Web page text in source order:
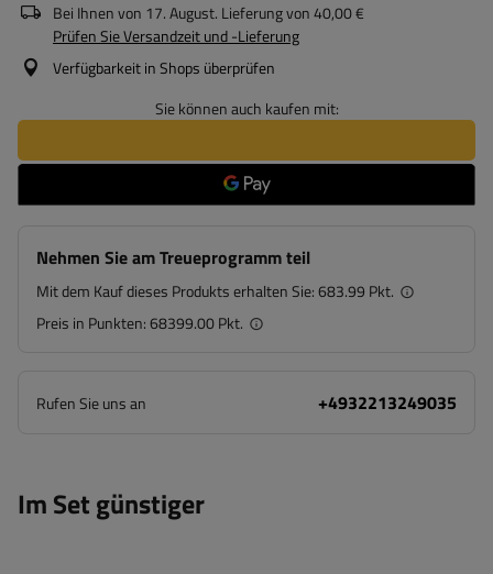
Bei Ihnen von 17. August. Lieferung von40,00 €
Prüfen Sie Versandzeit und -Lieferung
Verfügbarkeit in Shops überprüfen
Sie können auch kaufen mit:
Nehmen Sie am Treueprogramm teil
Mit dem Kauf dieses Produkts erhalten Sie:683.99 Pkt.
Preis in Punkten:68399.00 Pkt.
Rufen Sie uns an +4932213249035
Im Set günstiger